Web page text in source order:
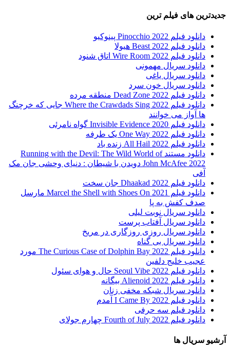
جدیدترین های فیلم ترین
دانلود فیلم Pinocchio 2022 پینوکیو
دانلود فیلم Beast 2022 هیولا
دانلود فیلم Wire Room 2022 اتاق شنود
دانلود سریال مهمونی
دانلود سریال یاغی
دانلود سریال خون سرد
دانلود فیلم 2022 Dead Zone منطقه مرده
دانلود فیلم Where the Crawdads Sing 2022 جایی که خرچنگ
ها آواز می خوانند
دانلود فیلم 2020 Invisible Evidence گواه نامرئی
دانلود فیلم One Way 2022 یک طرفه
دانلود فیلم All Hail 2022 زنده باد
دانلود مستند Running with the Devil: The Wild World of
John McAfee 2022 دویدن با شیطان : دنیای وحشی جان مک
آفی
دانلود فیلم Dhaakad 2022 جان سخت
دانلود فیلم Marcel the Shell with Shoes On 2021 مارسل
صدف کفش به پا
دانلود سریال نوبت لیلی
دانلود سریال آفتاب پرست
دانلود سریال روزی روزگاری در مریخ
دانلود سریال بی گناه
دانلود فیلم The Curious Case of Dolphin Bay 2022 مورد
عجیب خلیج دلفین
دانلود فیلم Seoul Vibe 2022 حال و هوای سئول
دانلود فیلم Alienoid 2022 بیگانه
دانلود سریال شبکه مخفی زنان
دانلود فیلم I Came By 2022 آمدم
دانلود فیلم سه حرفی
دانلود فیلم Fourth of July 2022 چهارم جولای
آرشیو سریال ها